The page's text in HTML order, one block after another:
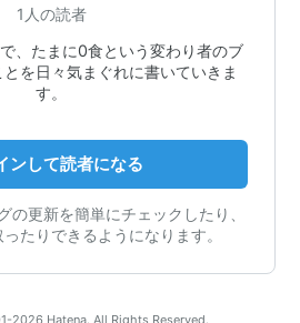
1人の読者
、たまに0食という変わり者のブ
を日々気まぐれに書いていきま
す。
ンして読者になる
の更新を簡単にチェックしたり、
たりできるようになります。
2026 Hatena. All Rights Reserved.